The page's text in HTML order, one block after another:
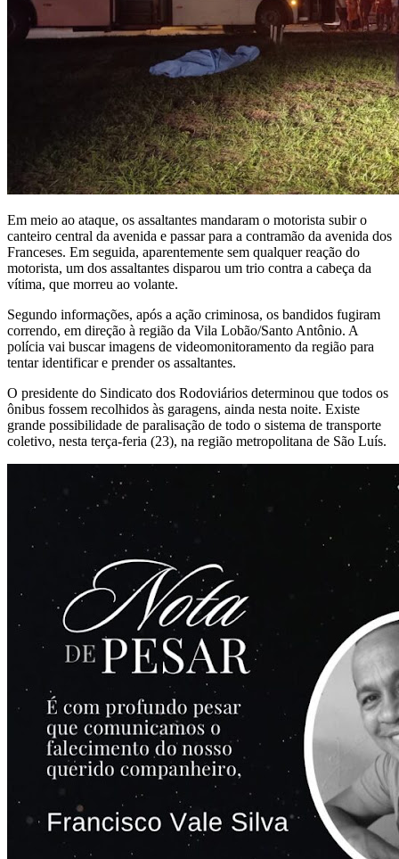
Em meio ao ataque, os assaltantes mandaram o motorista subir o
canteiro central da avenida e passar para a contramão da avenida dos
Franceses. Em seguida, aparentemente sem qualquer reação do
motorista, um dos assaltantes disparou um trio contra a cabeça da
vítima, que morreu ao volante.
Segundo informações, após a ação criminosa, os bandidos fugiram
correndo, em direção à região da Vila Lobão/Santo Antônio. A
polícia vai buscar imagens de videomonitoramento da região para
tentar identificar e prender os assaltantes.
O presidente do Sindicato dos Rodoviários determinou que todos os
ônibus fossem recolhidos às garagens, ainda nesta noite. Existe
grande possibilidade de paralisação de todo o sistema de transporte
coletivo, nesta terça-feria (23), na região metropolitana de São Luís.